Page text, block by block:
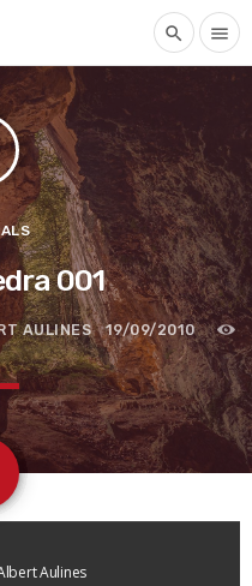
search menu
001
AULINES
19/09/2010
Aulines